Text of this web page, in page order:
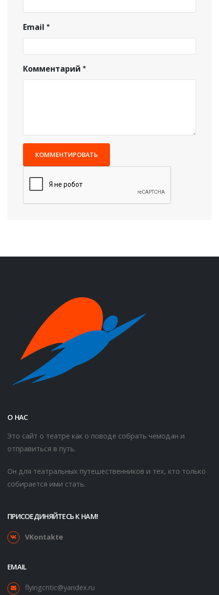
Email
Комментарий
КОММЕНТИРОВАТЬ
О НАС
Это сайт о театре как о поводе собрать чемодан и
отправиться в путь.
Он для театральных путешественников и тех, кто только
собирается ими стать.
ПРИСОЕДИНЯЙТЕСЬ К НАМ!
VKontakte
EMAIL
flyingcritic@yandex.ru